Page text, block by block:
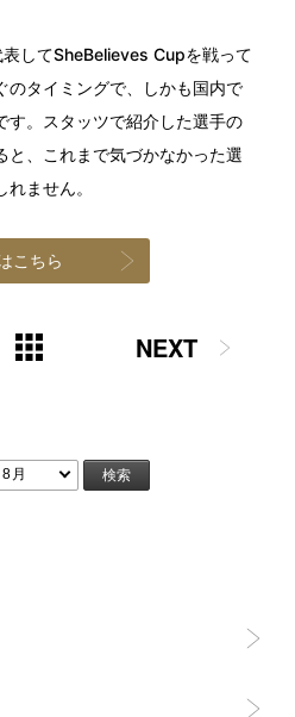
してSheBelieves Cupを戦って
のタイミングで、しかも国内で
す。スタッツで紹介した選手の
と、これまで気づかなかった選
ません。
こちら
NEXT